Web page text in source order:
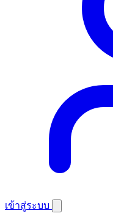
เข้าสู่ระบบ